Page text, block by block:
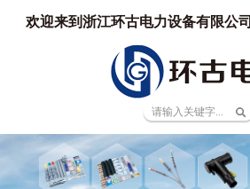
欢迎来到浙江环古电力设备有限公司